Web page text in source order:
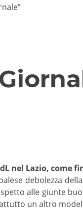
nel Lazio, come
debolezza
alle giunte
un altro